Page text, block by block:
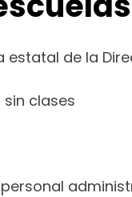
estatal de la
clases